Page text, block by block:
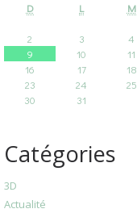
D L M
2
3 4
9
10 11
16
17 18
23
24 25
30
31
Catégories
3D
Actualité